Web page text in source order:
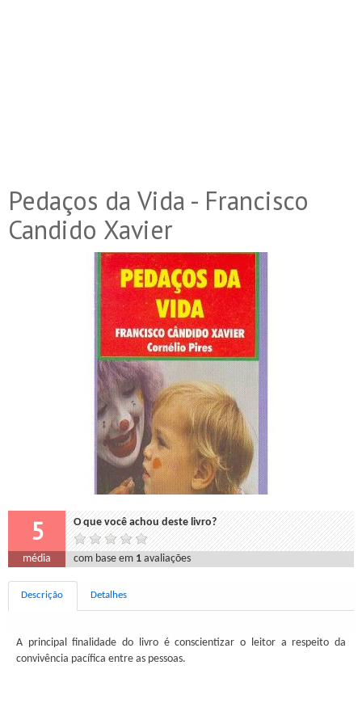
Pedaços da Vida - Francisco
Candido Xavier
5 O que você achou deste livro?
média com base em 1 avaliações
Descrição Detalhes
A principal finalidade do livro é conscientizar o leitor a respeito da
convivência pacífica entre as pessoas.